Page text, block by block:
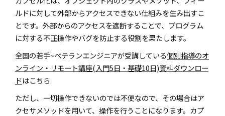
ルドに対して外部からアクセスできない仕組みを生み出すこ
とです。外部からのアクセスを遮断することで、プログラム
に対する不正操作やバグを防止する役割を果たします。
全国の若手~ベテランエンジニアが受講している個別指導のオ
ンライン・リモート講座(入門5日・基礎10日)資料ダウンロー
ドはこちら
ただし、一切操作できないのでは不便なので、その場合はア
クセサメソッドを用いて、操作を行うことになります。カプ